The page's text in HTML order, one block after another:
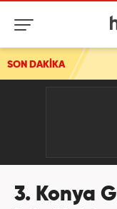
SON DAKİKA
3. Konya